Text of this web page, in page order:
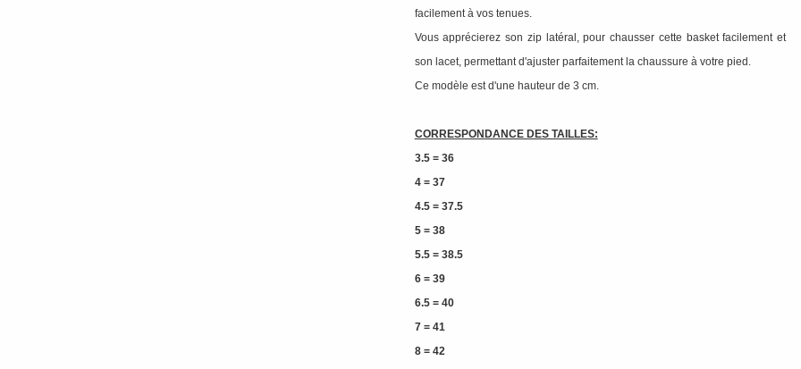
facilement à vos tenues.
Vous apprécierez son zip latéral, pour chausser cette basket facilement et
son lacet, permettant d'ajuster parfaitement la chaussure à votre pied.
Ce modèle est d'une hauteur de 3 cm.
CORRESPONDANCE DES TAILLES:
3.5 = 36
4 = 37
4.5 = 37.5
5 = 38
5.5 = 38.5
6 = 39
6.5 = 40
7 = 41
8 = 42